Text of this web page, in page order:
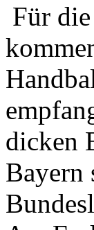
Für
dicken
Bayern